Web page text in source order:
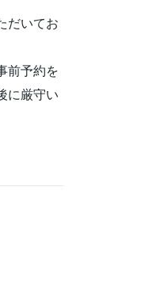
だいてお
前予約を
に厳守い